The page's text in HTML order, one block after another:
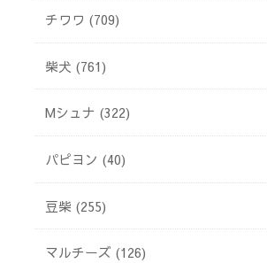
チワワ (709)
柴犬 (761)
Mシュナ (322)
パピヨン (40)
豆柴 (255)
マルチーズ (126)